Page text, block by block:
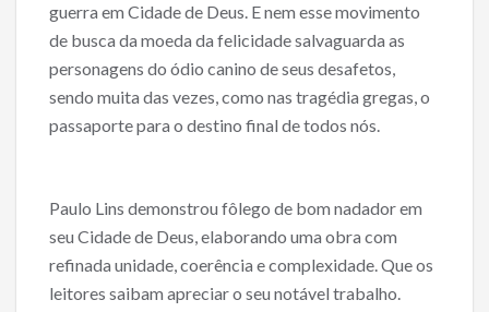
guerra em Cidade de Deus. E nem esse movimento
de busca da moeda da felicidade salvaguarda as
personagens do ódio canino de seus desafetos,
sendo muita das vezes, como nas tragédia gregas, o
passaporte para o destino final de todos nós.
Paulo Lins demonstrou fôlego de bom nadador em
seu Cidade de Deus, elaborando uma obra com
refinada unidade, coerência e complexidade. Que os
leitores saibam apreciar o seu notável trabalho.